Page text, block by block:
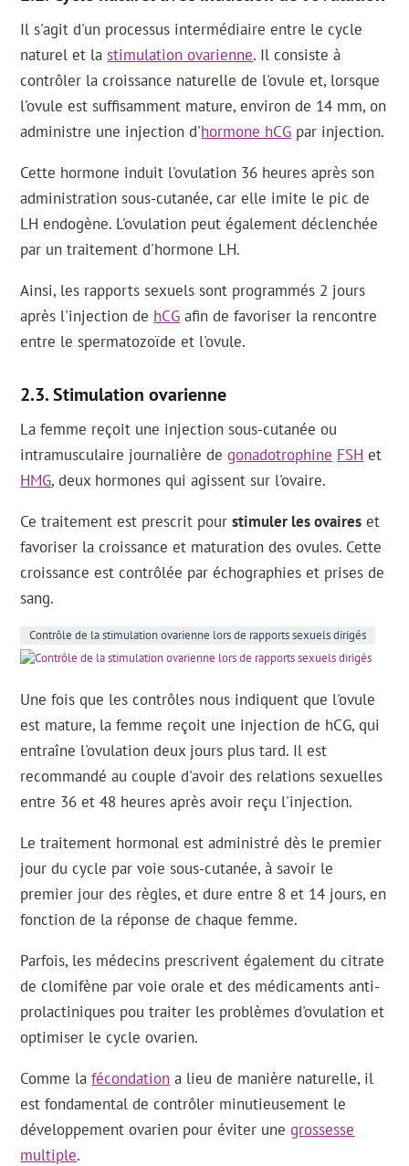
Il s'agit d'un processus intermédiaire entre le cycle
naturel et lastimulation ovarienne. Il consiste à
contrôler la croissance naturelle de l'ovule et, lorsque
l'ovule est suffisamment mature, environ de 14 mm, on
administre une injection d'hormone hCG par injection.
Cette hormone induit l'ovulation 36 heures après son
administration sous-cutanée, car elle imite le pic de
LH endogène. L'ovulation peut également déclenchée
par un traitement d'hormone LH.
Ainsi, les rapports sexuels sont programmés 2 jours
après l'injection de hCG afin de favoriser la rencontre
entre le spermatozoïde et l'ovule.
Stimulation ovarienne
La femme reçoit une injection sous-cutanée ou
intramusculaire journalière degonadotrophine FSH et
HMG, deux hormones qui agissent sur l'ovaire.
Ce traitement est prescrit pourstimuler les ovaires et
favoriser la croissance et maturation des ovules. Cette
croissance est contrôlée par échographies et prises de
sang.
Contrôle de la stimulation ovarienne lors de rapports sexuels dirigés
Une fois que les contrôles nous indiquent que l'ovule
est mature, la femme reçoit une injection de hCG, qui
entraîne l'ovulation deux jours plus tard. Il est
recommandé au couple d'avoir des relations sexuelles
entre 36 et 48 heures après avoir reçu l'injection.
Le traitement hormonal est administré dès le premier
jour du cycle par voie sous-cutanée, à savoir le
premier jour des règles, et dure entre 8 et 14 jours, en
fonction de la réponse de chaque femme.
Parfois, les médecins prescrivent également du citrate
de clomifène par voie orale et des médicaments anti-
prolactiniques pou traiter les problèmes d'ovulation et
optimiser le cycle ovarien.
Comme lafécondation a lieu de manière naturelle, il
est fondamental de contrôler minutieusement le
développement ovarien pour éviter unegrossesse
multiple.